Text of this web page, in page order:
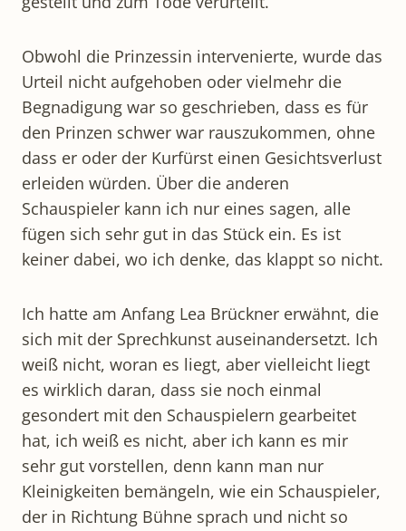
Obwohl die Prinzessin intervenierte, wurde das
Urteil nicht aufgehoben oder vielmehr die
Begnadigung war so geschrieben, dass es für
den Prinzen schwer war rauszukommen, ohne
dass er oder der Kurfürst einen Gesichtsverlust
erleiden würden. Über die anderen
Schauspieler kann ich nur eines sagen, alle
fügen sich sehr gut in das Stück ein. Es ist
keiner dabei, wo ich denke, das klappt so nicht.
Ich hatte am Anfang Lea Brückner erwähnt, die
sich mit der Sprechkunst auseinandersetzt. Ich
weiß nicht, woran es liegt, aber vielleicht liegt
es wirklich daran, dass sie noch einmal
gesondert mit den Schauspielern gearbeitet
hat, ich weiß es nicht, aber ich kann es mir
sehr gut vorstellen, denn kann man nur
Kleinigkeiten bemängeln, wie ein Schauspieler,
der in Richtung Bühne sprach und nicht so